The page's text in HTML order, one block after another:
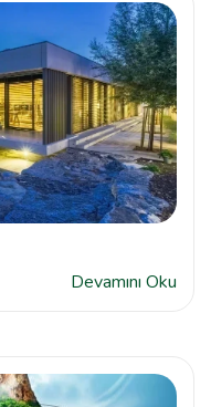
Devamını Oku